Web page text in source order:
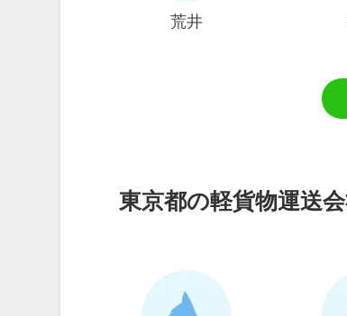
荒井
東京都の軽貨物運送